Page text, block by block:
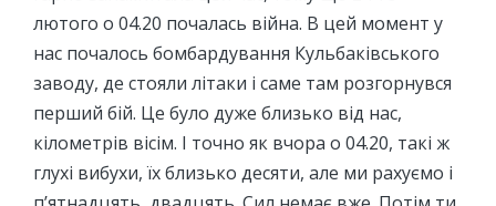
лютого о 04.20 почалась війна. В цей момент у
нас почалось бомбардування Кульбаківського
заводу, де стояли літаки і саме там розгорнувся
перший бій. Це було дуже близько від нас,
кілометрів вісім. І точно як вчора о 04.20, такі ж
глухі вибухи, їх близько десяти, але ми рахуємо і